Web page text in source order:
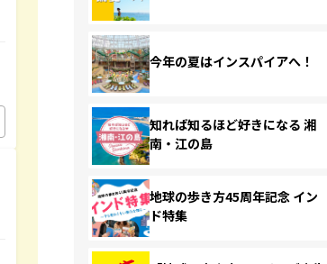
今年の夏はインスパイアへ！
知れば知るほど好きになる 湘
南・江の島
地球の歩き方45周年記念 イン
ド特集